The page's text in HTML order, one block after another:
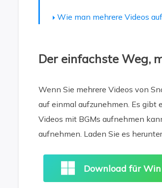
Wie man mehrere Videos
Der einfachste Weg,
Wenn Sie mehrere Videos von
auf einmal aufzunehmen. Es gibt
Videos mit BGMs aufnehmen
aufnehmen. Laden Sie es
Download für Win